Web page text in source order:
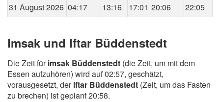
31 August 2026 04:17 13:16 17:01 20:06 22:05
Imsak und Iftar Büddenstedt
Die Zeit fürimsak Büddenstedt (die Zeit, um mit dem
Essen aufzuhören) wird auf 02:57, geschätzt,
vorausgesetzt, derIftar Büddenstedt (Zeit, um das Fasten
zu brechen) ist geplant 20:58.